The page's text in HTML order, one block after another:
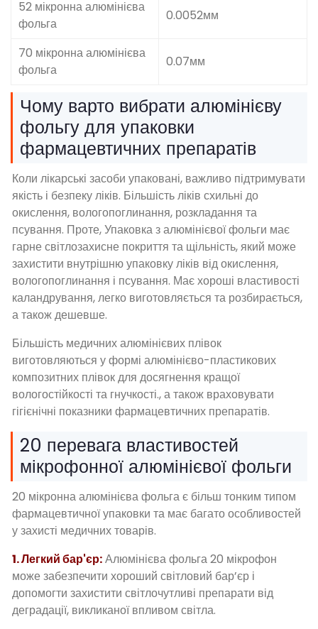
52 мікронна алюмінієва
фольга
0.0052мм
70 мікронна алюмінієва
фольга
0.07мм
Чому варто вибрати алюмінієву
фольгу для упаковки
фармацевтичних препаратів
Коли лікарські засоби упаковані, важливо підтримувати
якість і безпеку ліків. Більшість ліків схильні до
окислення, вологопоглинання, розкладання та
псування. Проте, Упаковка з алюмінієвої фольги має
гарне світлозахисне покриття та щільність, який може
захистити внутрішню упаковку ліків від окислення,
вологопоглинання і псування. Має хороші властивості
каландрування, легко виготовляється та розбирається,
а також дешевше.
Більшість медичних алюмінієвих плівок
виготовляються у формі алюмінієво-пластикових
композитних плівок для досягнення кращої
вологостійкості та гнучкості., а також враховувати
гігієнічні показники фармацевтичних препаратів.
20 перевага властивостей
мікрофонної алюмінієвої фольги
20 мікронна алюмінієва фольга є більш тонким типом
фармацевтичної упаковки та має багато особливостей
у захисті медичних товарів.
1. Легкий бар'єр:Алюмінієва фольга 20 мікрофон
може забезпечити хороший світловий бар’єр і
допомогти захистити світлочутливі препарати від
деградації, викликаної впливом світла.